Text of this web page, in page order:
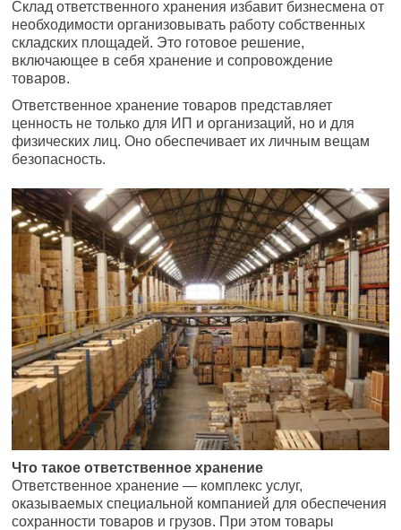
Склад ответственного хранения избавит бизнесмена от
необходимости организовывать работу собственных
складских площадей. Это готовое решение,
включающее в себя хранение и сопровождение
товаров.
Ответственное хранение товаров представляет
ценность не только для ИП и организаций, но и для
физических лиц. Оно обеспечивает их личным вещам
безопасность.
Что такое ответственное хранение
Ответственное хранение — комплекс услуг,
оказываемых специальной компанией для обеспечения
сохранности товаров и грузов. При этом товары